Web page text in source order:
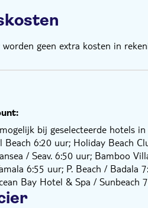
worden geen extra kosten in
bij geselecteerde hotels
Beach 6:20 uur; Holiday Beach
/ Seav. 6:50 uur; Bamboo
6:55 uur; P. Beach /
Bay Hotel & Spa / Sunbeach